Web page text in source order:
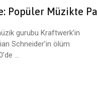
Popüler Müzikte
gurubu Kraftwerk’in
Schneider’in ölüm
...